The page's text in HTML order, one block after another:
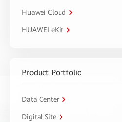
Huawei Cloud
HUAWEI eKit
Product Portfolio
Data Center
Digital Site